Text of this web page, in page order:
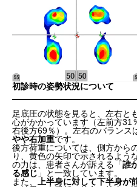
初診時の姿勢状況について
足底圧の状態を見ると、左右と
心がかかっています（左前方31
右後方69％）。左右のバランス
やや右加重です。
後方荷重については、側方から
り、黄色の矢印で示されるよう
の力は、患者さんが訴える「誰
る感じ 」と一致しています。
また、
上半身に対して下半身が